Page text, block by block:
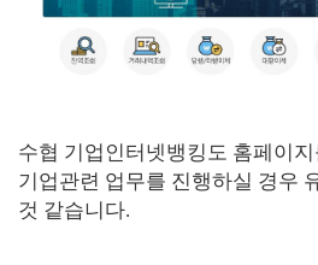
수협 기업인터넷뱅킹도 홈페이
기업관련 업무를 진행하실 경우
것 같습니다.